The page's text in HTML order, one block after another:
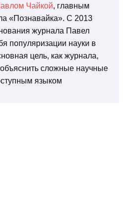
Чайкой, главным
«Познавайка». С 2013
журнала Павел
популяризации науки в
цель, как журнала,
объяснить сложные научные
языком